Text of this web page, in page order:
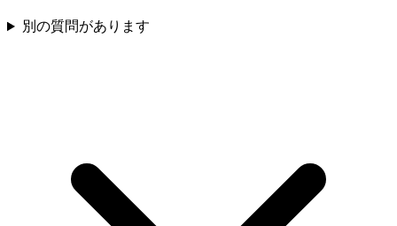
別の質問があります